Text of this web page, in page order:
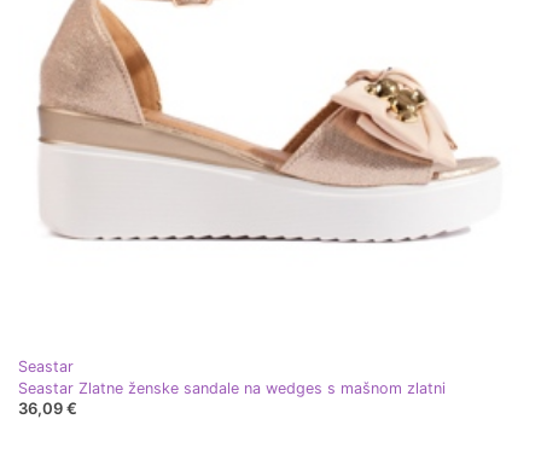
Seastar
Seastar Zlatne ženske sandale na wedges s mašnom zlatni
36,09 €